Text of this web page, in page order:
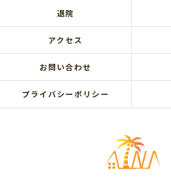
退院
アクセス
お問い合わせ
プライバシーポリシー